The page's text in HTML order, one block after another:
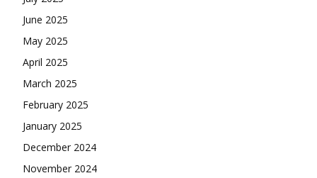
June 2025
May 2025
April 2025
March 2025
February 2025
January 2025
December 2024
November 2024